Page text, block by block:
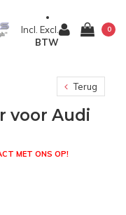
Incl. Excl.
BTW
0
Terug
voor Audi
MET ONS OP!